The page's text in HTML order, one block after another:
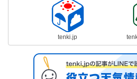
tenki.jp